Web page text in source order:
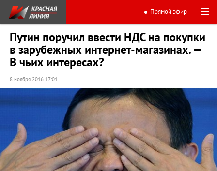
Прямой эфир
Путин поручил ввести НДС на покупки
в зарубежных интернет-магазинах. —
В чьих интересах?
8 ноября 2016 17:01